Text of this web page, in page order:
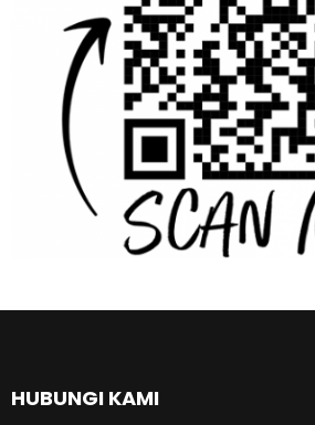
HUBUNGI KAMI